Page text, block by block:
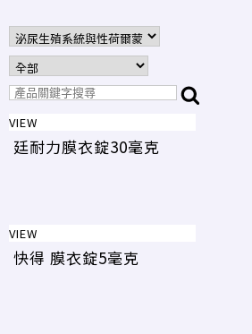
VIEW
廷耐力膜衣錠30毫克
VIEW
快得 膜衣錠5毫克